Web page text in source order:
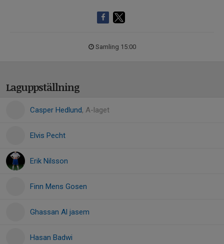
Samling 15:00
Laguppställning
Casper Hedlund, A-laget
Elvis Pecht
Erik Nilsson
Finn Mens Gosen
Ghassan Al jasem
Hasan Badwi